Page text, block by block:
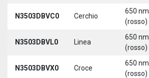
N3503DBVC0 Cerchio
650 nm
(rosso)
N3503DBVL0 Linea
650 nm
(rosso)
N3503DBVX0 Croce
650 nm
(rosso)